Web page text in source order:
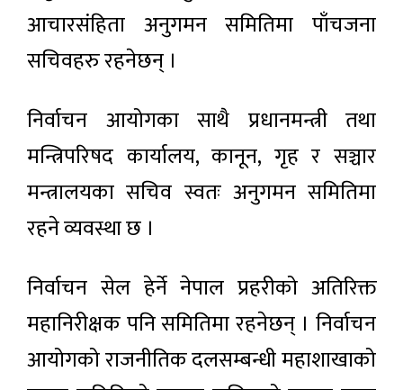
आचारसंहिता अनुगमन समितिमा पाँचजना
सचिवहरु रहनेछन् ।
निर्वाचन आयोगका साथै प्रधानमन्त्री तथा
मन्त्रिपरिषद कार्यालय, कानून, गृह र सञ्चार
मन्त्रालयका सचिव स्वतः अनुगमन समितिमा
रहने व्यवस्था छ ।
निर्वाचन सेल हेर्ने नेपाल प्रहरीको अतिरिक्त
महानिरीक्षक पनि समितिमा रहनेछन् । निर्वाचन
आयोगको राजनीतिक दलसम्बन्धी महाशाखाको